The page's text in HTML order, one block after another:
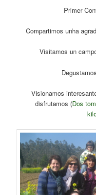
Primer
Compartimos unha
Visitamos un
Visionamos
disfrutamos (Dos